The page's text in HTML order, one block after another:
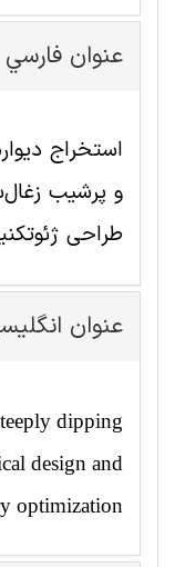
عنوان فارسي
استخراج
و پرشیب
طراحی
عنوان
dipping
design and
optimization